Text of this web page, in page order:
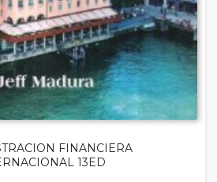
FINANCIERA
13ED